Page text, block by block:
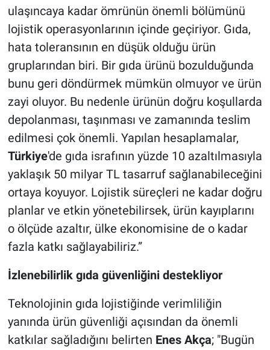
ulaşıncaya kadar ömrünün önemli bölümünü
lojistik operasyonlarının içinde geçiriyor. Gıda,
hata toleransının en düşük olduğu ürün
gruplarından biri. Bir gıda ürünü bozulduğunda
bunu geri döndürmek mümkün olmuyor ve ürün
zayi oluyor. Bu nedenle ürünün doğru koşullarda
depolanması, taşınması ve zamanında teslim
edilmesi çok önemli. Yapılan hesaplamalar,
Türkiye'de gıda israfının yüzde 10 azaltılmasıyla
yaklaşık 50 milyar TL tasarruf sağlanabileceğini
ortaya koyuyor. Lojistik süreçleri ne kadar doğru
planlar ve etkin yönetebilirsek, ürün kayıplarını
o ölçüde azaltır, ülke ekonomisine de o kadar
fazla katkı sağlayabiliriz.”
İzlenebilirlik gıda güvenliğini destekliyor
Teknolojinin gıda lojistiğinde verimliliğin
yanında ürün güvenliği açısından da önemli
katkılar sağladığını belirten Enes Akça; "Bugün